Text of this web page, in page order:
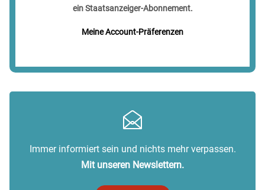
ein Staatsanzeiger-Abonnement.
Meine Account-Präferenzen
Immer informiert sein und nichts mehr verpassen.
Mit unseren Newslettern.